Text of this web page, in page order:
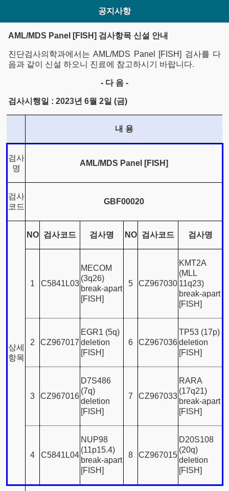
공지사항
AML/MDS Panel [FISH] 검사항목 신설 안내
진단검사의학과에서는 AML/MDS Panel [FISH] 검사를 다
음과 같이 신설 하오니 진료에 참고하시기 바랍니다.
- 다 음 -
검사시행일 : 2023년 6월 2일 (금)
내 용
검사
명
AML/MDS Panel [FISH]
검사
코드
GBF00020
상세
항목
NO 검사코드 검사명 NO 검사코드 검사명
1 C5841L03
MECOM
(3q26)
break-apart
[FISH]
5 CZ967030
KMT2A
(MLL
11q23)
break-apart
[FISH]
2 CZ967017
EGR1 (5q)
deletion
[FISH]
6 CZ967036
TP53 (17p)
deletion
[FISH]
3 CZ967016
D7S486
(7q)
deletion
[FISH]
7 CZ967033
RARA
(17q21)
break-apart
[FISH]
4 C5841L04
NUP98
(11p15.4)
break-apart
[FISH]
8 CZ967015
D20S108
(20q)
deletion
[FISH]